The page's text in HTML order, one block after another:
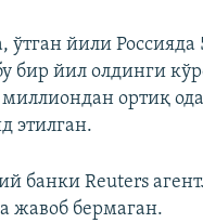
ўтган йили
бир йил олдинги
ортиқ
этилган.
банки Reuters
жавоб бермаган.